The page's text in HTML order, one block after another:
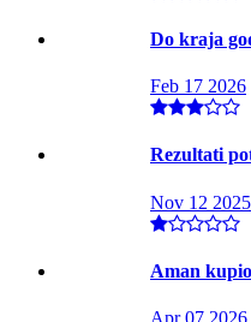
Do kraja
Feb 17 2026
Rezultati
Nov 12 2025
Aman
Apr 07 2026